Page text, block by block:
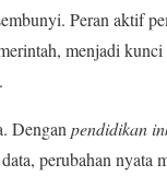
Peran aktif
menjadi
Dengan pendidikan
perubahan nyata